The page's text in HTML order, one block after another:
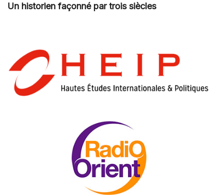
Un historien façonné par trois siècles